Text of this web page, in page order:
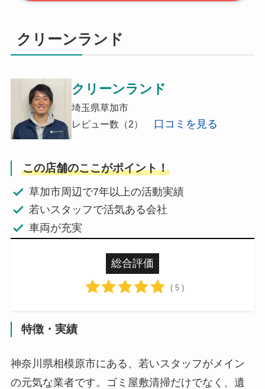
クリーンランド
クリーンランド
埼玉県草加市
レビュー数（2）
口コミを見る
この店舗のここがポイント！
草加市周辺で7年以上の活動実績
若いスタッフで活気ある会社
車両が充実
総合評価
( 5 )
特徴・実績
神奈川県相模原市にある、若いスタッフがメイン
の元気な業者です。ゴミ屋敷清掃だけでなく、遺